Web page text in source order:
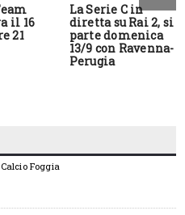
il 16
21
La Serie C in
diretta su Rai 2, si
parte domenica
13/9 con Ravenna-
Perugia
Foggia